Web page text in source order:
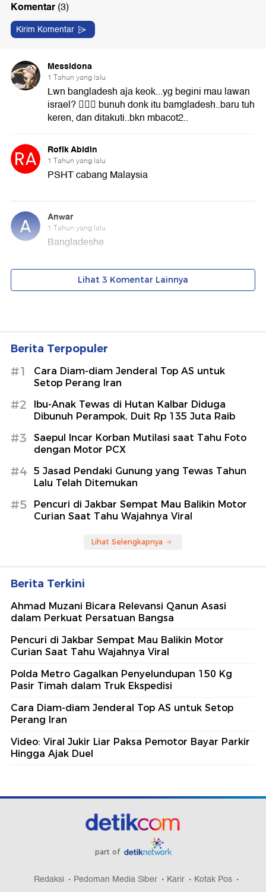
Berita Terpopuler
#1
Cara Diam-diam Jenderal Top AS untuk
Setop Perang Iran
#2
Ibu-Anak Tewas di Hutan Kalbar Diduga
Dibunuh Perampok, Duit Rp 135 Juta Raib
#3
Saepul Incar Korban Mutilasi saat Tahu Foto
dengan Motor PCX
#4
5 Jasad Pendaki Gunung yang Tewas Tahun
Lalu Telah Ditemukan
#5
Pencuri di Jakbar Sempat Mau Balikin Motor
Curian Saat Tahu Wajahnya Viral
Lihat Selengkapnya
Berita Terkini
Ahmad Muzani Bicara Relevansi Qanun Asasi
dalam Perkuat Persatuan Bangsa
Pencuri di Jakbar Sempat Mau Balikin Motor
Curian Saat Tahu Wajahnya Viral
Polda Metro Gagalkan Penyelundupan 150 Kg
Pasir Timah dalam Truk Ekspedisi
Cara Diam-diam Jenderal Top AS untuk Setop
Perang Iran
Video: Viral Jukir Liar Paksa Pemotor Bayar Parkir
Hingga Ajak Duel
part of
Redaksi Pedoman Media Siber Karir
Kotak Pos